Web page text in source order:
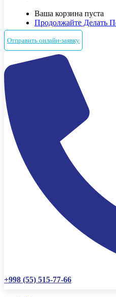
Ваша корзина пуста
Продолжайте Делать
Отправить онлайн-заявку
+998 (55) 515-77-66